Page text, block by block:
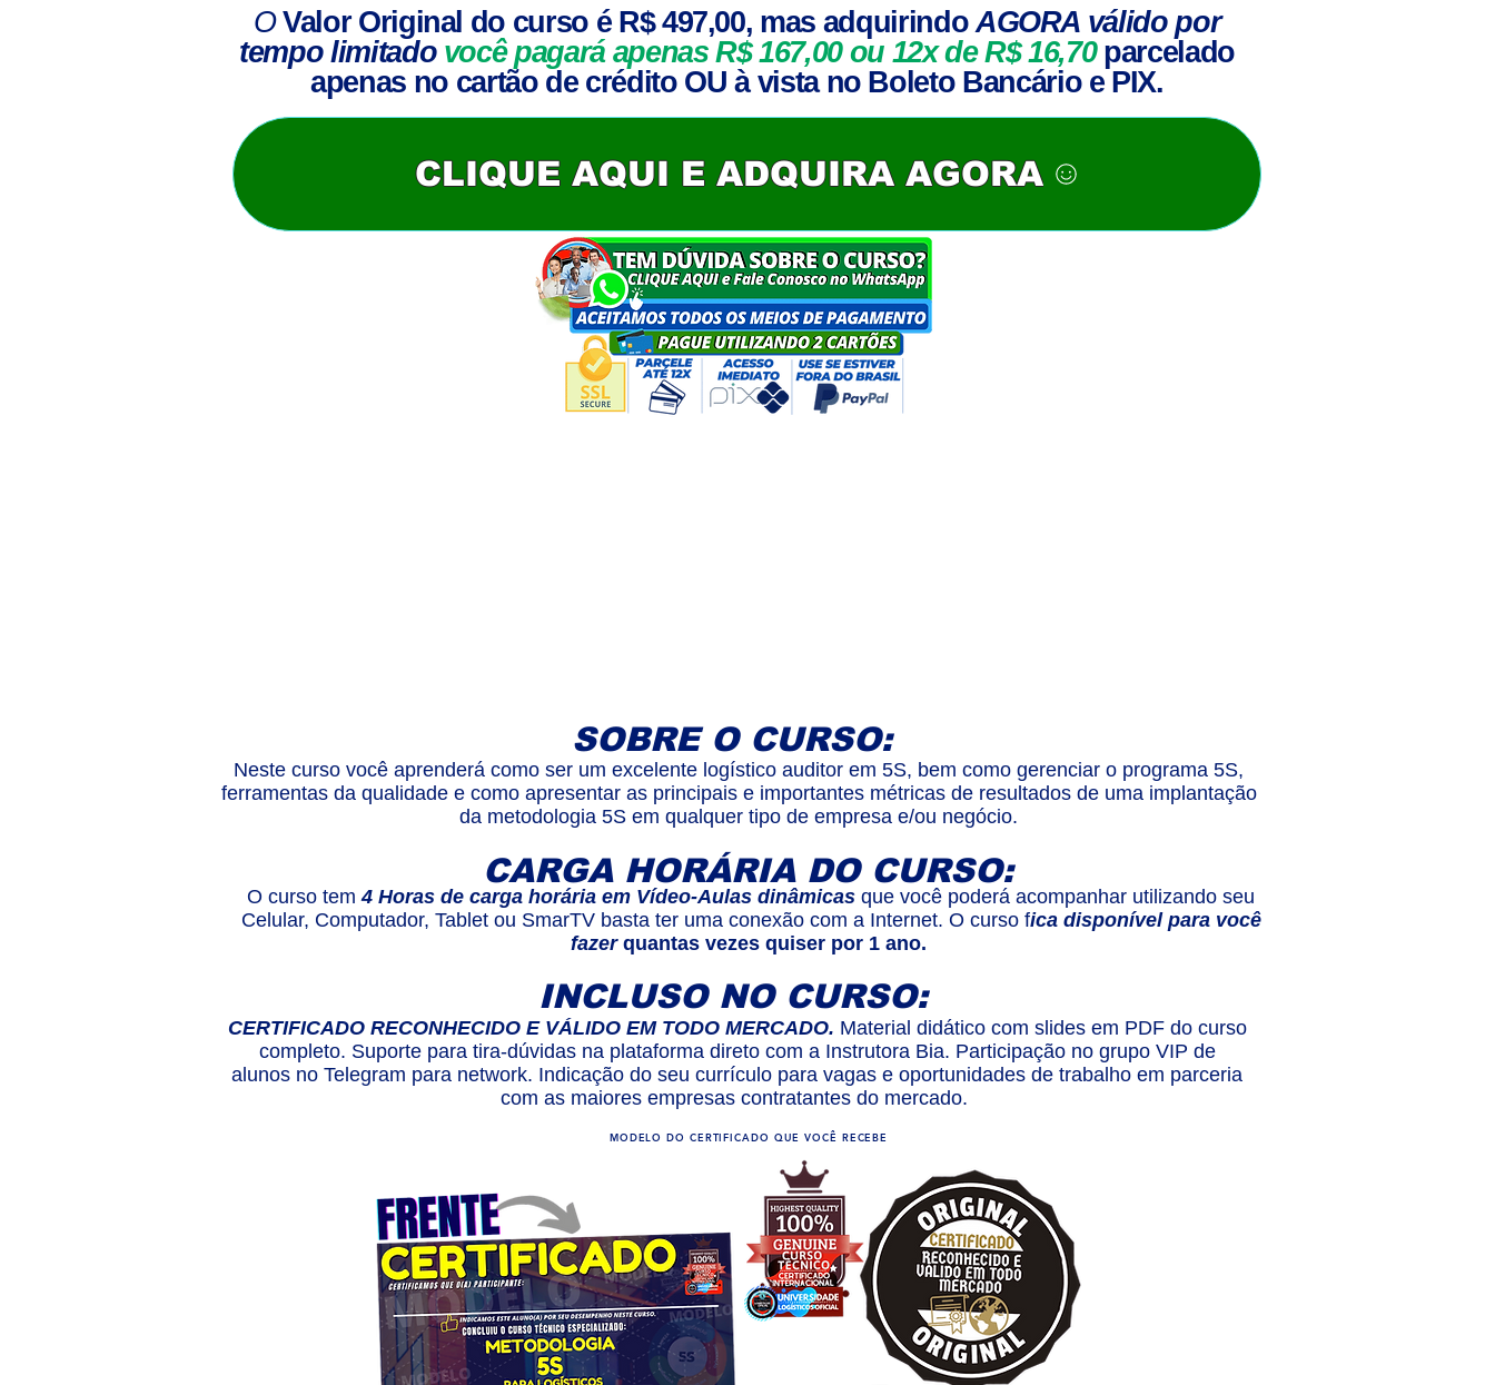
OValor Original do curso é R$ 497,00, mas adquirindoAGORA válido por
tempo limitado você pagará apenas R$167,00ou 12x de R$ 16,70 parcelado
apenas no cartão de crédito OU à vista no Boleto Bancário e PIX.
CLIQUE AQUI E ADQUIRA AGORA
SOBRE O CURSO:
Neste curso você aprenderá como ser um excelente logístico auditor em 5S, bem como gerenciar o programa 5S,
ferramentas da qualidade e como apresentar as principais e importantes métricas de resultados de uma implantação
da metodologia 5S em qualquer tipo de empresa e/ou negócio.
CARGA HORÁRIA DO CURSO:
O curso tem4 Horas de carga horária em Vídeo-Aulas dinâmicas que você poderá acompanhar utilizando seu
Celular, Computador, Tablet ou SmarTV basta ter uma conexão com a Internet. O curso fica disponível para você
fazer quantas vezes quiser por 1 ano.
INCLUSO NO CURSO:
CERTIFICADO RECONHECIDO E VÁLIDO EM TODO MERCADO. Material didático com slides em PDF do curso
completo. Suporte para tira-dúvidas na plataforma direto com a Instrutora Bia. Participação no grupo VIP de
alunos no Telegram para network. Indicação do seu currículo para vagas e oportunidades de trabalho em parceria
com as maiores empresas contratantes do mercado.
MODELO DO CERTIFICADO QUE VOCÊ RECEBE